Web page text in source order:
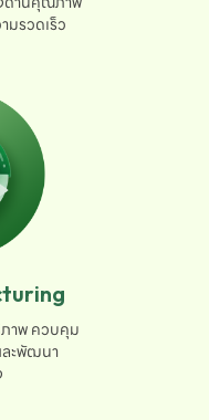
มรวดเร็ว
าพ ควบคุม
ะพัฒนา